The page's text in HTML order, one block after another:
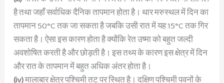
है तथा जहाँ सर्वाधिक दैनिक तापमान होता है। थार मरुस्थल में दिन का
तापमान 50°C तक जा सकता है जबकि उसी रात में यह 15°C तक गिर
सकता है। ऐसा इस कारण होता है क्योंकि रेत उष्मा को बहुत जल्दी
अवशोषित करती है और छोड़ती है। इस तथ्य के कारण इस क्षेत्र में दिन
और रात के तापमान में बहुत अधिक अंतर होता है।
(iv)मालाबार क्षेत्र पश्चिमी तट पर स्थित है। दक्षिण पश्चिमी पवनों के